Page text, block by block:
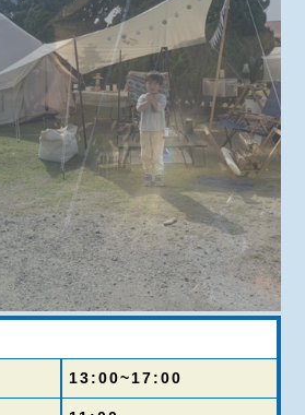
13:00~17:00